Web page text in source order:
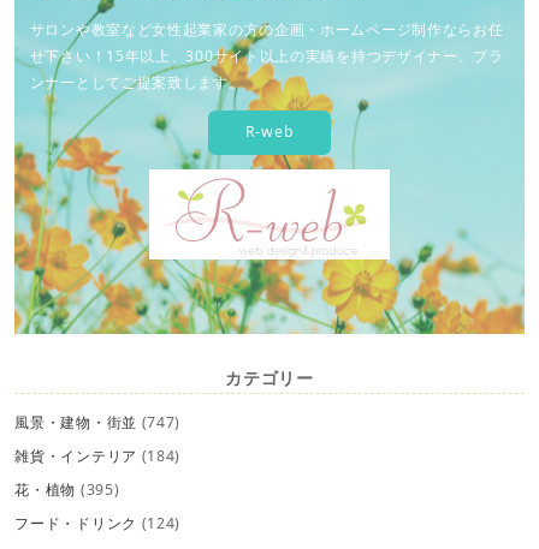
サロンや教室など女性起業家の方の企画・ホームページ制作ならお任
せ下さい！15年以上、300サイト以上の実績を持つデザイナー、プラ
ンナーとしてご提案致します。
R-web
カテゴリー
風景・建物・街並 (747)
雑貨・インテリア (184)
花・植物 (395)
フード・ドリンク (124)